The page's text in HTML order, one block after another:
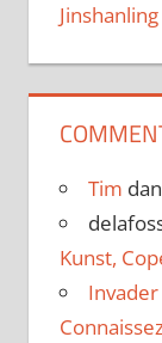
Jinshanling
Tim
Kunst,
Invader